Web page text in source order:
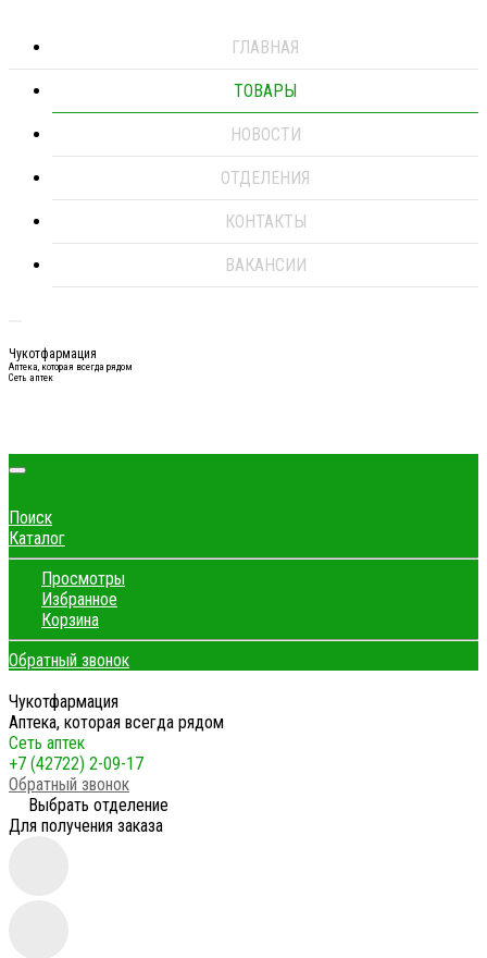
ГЛАВНАЯ
ТОВАРЫ
НОВОСТИ
ОТДЕЛЕНИЯ
КОНТАКТЫ
ВАКАНСИИ
Чукотфармация
Аптека, которая всегда рядом
Сеть аптек
Поиск
Каталог
Просмотры
Избранное
Корзина
Обратный звонок
Чукотфармация
Аптека, которая всегда рядом
Сеть аптек
+7 (42722) 2-09-17
Обратный звонок
Выбрать отделение
Для получения заказа